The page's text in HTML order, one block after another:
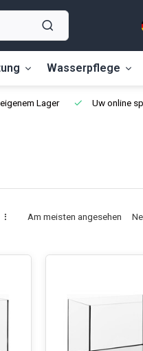
Wasserpflege
Lager Uw online
Am meisten angesehen